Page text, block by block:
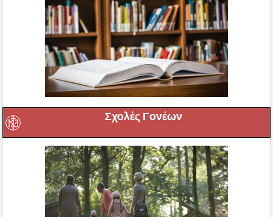
Σχολές Γονέων